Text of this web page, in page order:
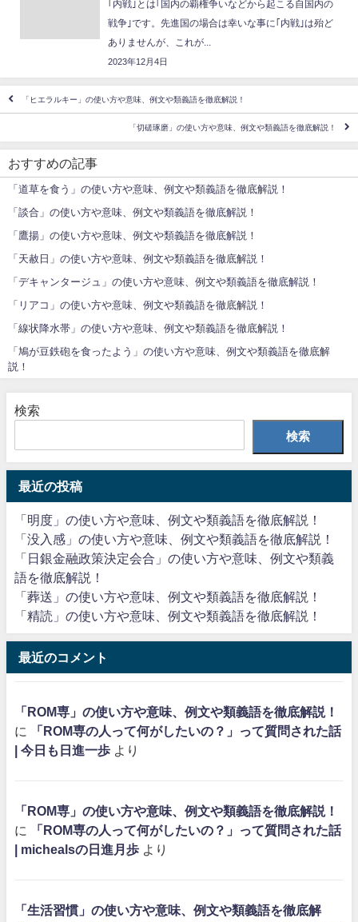
｢内戦｣とは｢国内の覇権争いなどから起こる自国内の
戦争｣です。先進国の場合は幸いな事に｢内戦｣は殆ど
ありませんが、これが...
2023年12月4日
「ヒエラルキー」の使い方や意味、例文や類義語を徹底解説！
「切磋琢磨」の使い方や意味、例文や類義語を徹底解説！
おすすめの記事
「道草を食う」の使い方や意味、例文や類義語を徹底解説！
「談合」の使い方や意味、例文や類義語を徹底解説！
「鷹揚」の使い方や意味、例文や類義語を徹底解説！
「天赦日」の使い方や意味、例文や類義語を徹底解説！
「デキャンタージュ」の使い方や意味、例文や類義語を徹底解説！
「リアコ」の使い方や意味、例文や類義語を徹底解説！
「線状降水帯」の使い方や意味、例文や類義語を徹底解説！
「鳩が豆鉄砲を食ったよう」の使い方や意味、例文や類義語を徹底解
説！
検索
検索
最近の投稿
「明度」の使い方や意味、例文や類義語を徹底解説！
「没入感」の使い方や意味、例文や類義語を徹底解説！
「日銀金融政策決定会合」の使い方や意味、例文や類義
語を徹底解説！
「葬送」の使い方や意味、例文や類義語を徹底解説！
「精読」の使い方や意味、例文や類義語を徹底解説！
最近のコメント
「ROM専」の使い方や意味、例文や類義語を徹底解説！
に
「ROM専の人って何がしたいの？」って質問された話
| 今日も日進一歩 より
「ROM専」の使い方や意味、例文や類義語を徹底解説！
に
「ROM専の人って何がしたいの？」って質問された話
| michealsの日進月歩 より
「生活習慣」の使い方や意味、例文や類義語を徹底解